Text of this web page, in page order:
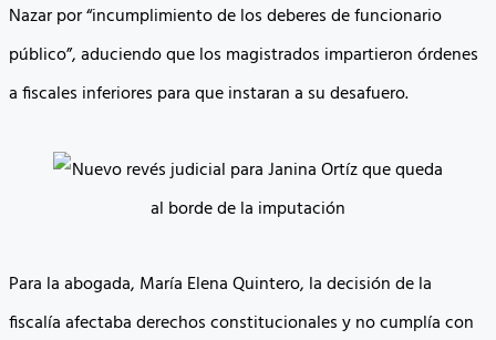
Nazar por “incumplimiento de los deberes de funcionario
público”, aduciendo que los magistrados impartieron órdenes
a fiscales inferiores para que instaran a su desafuero.
Para la abogada, María Elena Quintero, la decisión de la
fiscalía afectaba derechos constitucionales y no cumplía con